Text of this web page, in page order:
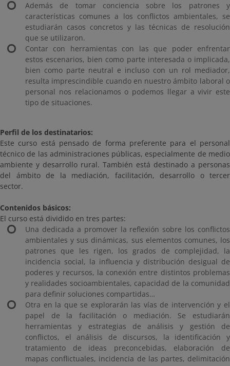
Además de tomar conciencia sobre los patrones y
características comunes a los conflictos ambientales, se
estudiarán casos concretos y las técnicas de resolución
que se utilizaron.
Contar con herramientas con las que poder enfrentar
estos escenarios, bien como parte interesada o implicada,
bien como parte neutral e incluso con un rol mediador,
resulta imprescindible cuando en nuestro ámbito laboral o
personal nos relacionamos o podemos llegar a vivir este
tipo de situaciones.
Perfil de los destinatarios:
Este curso está pensado de forma preferente para el personal
técnico de las administraciones públicas, especialmente de medio
ambiente y desarrollo rural. También está destinado a personas
del ámbito de la mediación, facilitación, desarrollo o tercer
sector.
Contenidos básicos:
El curso está dividido en tres partes:
Una dedicada a promover la reflexión sobre los conflictos
ambientales y sus dinámicas, sus elementos comunes, los
patrones que les rigen, los grados de complejidad, la
incidencia social, la influencia y distribución desigual de
poderes y recursos, la conexión entre distintos problemas
y realidades socioambientales, capacidad de la comunidad
para definir soluciones compartidas…
Otra en la que se explorarán las vías de intervención y el
papel de la facilitación o mediación. Se estudiarán
herramientas y estrategias de análisis y gestión de
conflictos, el análisis de discursos, la identificación y
tratamiento de ideas preconcebidas, elaboración de
mapas conflictuales, incidencia de las partes, delimitación